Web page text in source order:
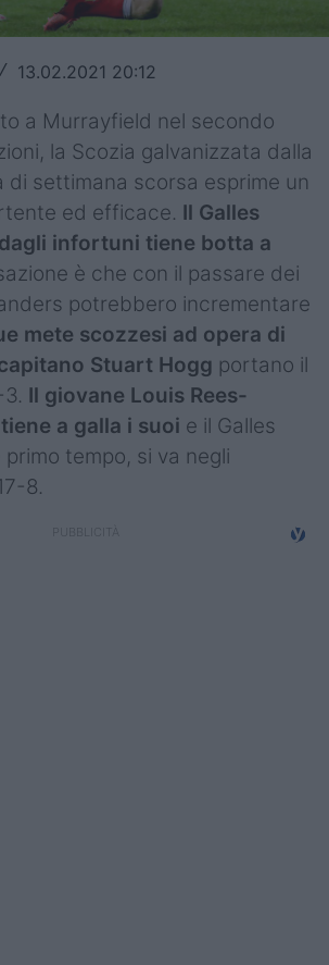
Cup
/ 13.02.2021 20:12
a Murrayfield nel secondo
la Scozia galvanizzata dalla
di settimana scorsa esprime un
ed efficace. Il Galles
infortuni tiene botta a
è che con il passare dei
potrebbero incrementare
mete scozzesi ad opera di
Stuart Hogg portano il
Il giovane Louis Rees-
a galla i suoi e il Galles
tempo, si va negli
8.